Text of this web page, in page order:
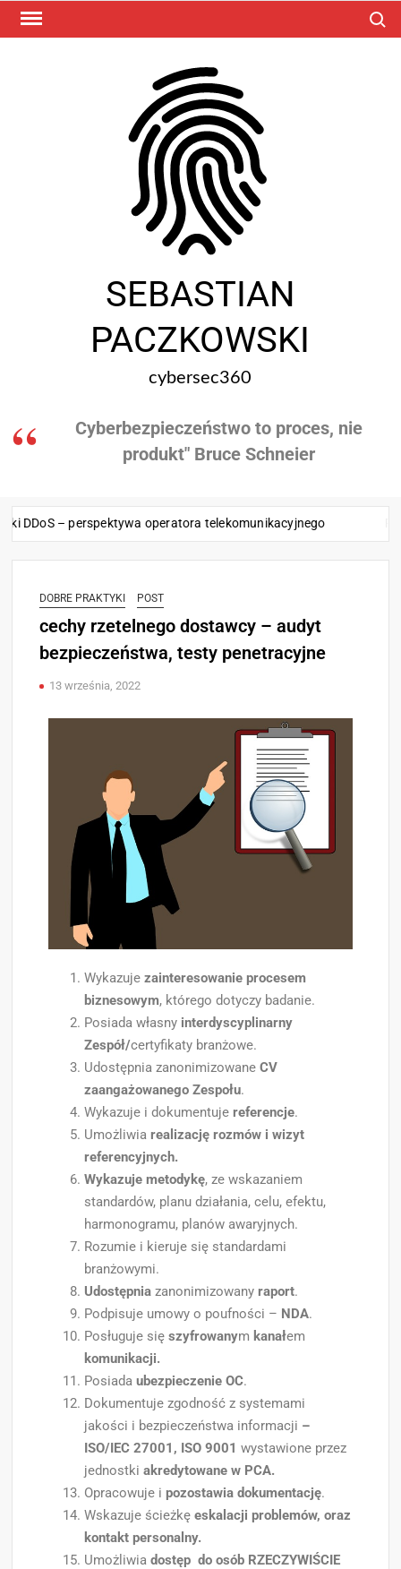
SEBASTIAN
PACZKOWSKI
cybersec360
Cyberbezpieczeństwo to proces, nie
produkt" Bruce Schneier
– perspektywa operatora telekomunikacyjnego
DOBRE PRAKTYKI POST
cechy rzetelnego dostawcy – audyt
bezpieczeństwa, testy penetracyjne
13 września, 2022
Wykazujezainteresowanie procesem
biznesowym, którego dotyczy badanie.
Posiada własny interdyscyplinarny
Zespół/certyfikaty branżowe.
Udostępnia zanonimizowaneCV
zaangażowanego Zespołu.
Wykazuje i dokumentujereferencje.
Umożliwiarealizację rozmów i wizyt
referencyjnych.
Wykazuje metodykę, ze wskazaniem
standardów, planu działania, celu, efektu,
harmonogramu, planów awaryjnych.
Rozumie i kieruje się standardami
branżowymi.
Udostępniazanonimizowanyraport.
Podpisuje umowy o poufności – NDA.
Posługuje sięszyfrowanym kanałem
komunikacji.
Posiadaubezpieczenie OC.
Dokumentuje zgodność z systemami
jakości i bezpieczeństwa informacji –
ISO/IEC 27001, ISO 9001wystawione przez
jednostkiakredytowane w PCA.
Opracowuje ipozostawia dokumentację.
Wskazuje ścieżkęeskalacji problemów, oraz
kontakt personalny.
Umożliwiadostęp do osób RZECZYWIŚCIE